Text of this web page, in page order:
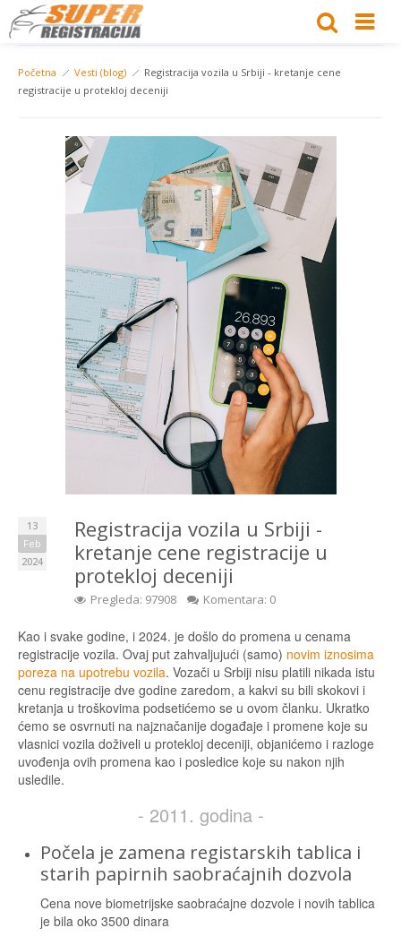
Početna Vesti (blog)
Registracija vozila u Srbiji - kretanje cene
registracije u protekloj deceniji
13
Feb
2024
Registracija vozila u Srbiji -
kretanje cene registracije u
protekloj deceniji
Pregleda: 97908 Komentara: 0
Kao i svake godine, i 2024. je došlo do promena u cenama
registracije vozila. Ovaj put zahvaljujući (samo) novim iznosima
poreza na upotrebu vozila. Vozači u Srbiji nisu platili nikada istu
cenu registracije dve godine zaredom, a kakvi su bili skokovi i
kretanja u troškovima podsetićemo se u ovom članku. Ukratko
ćemo se osvrnuti na najznačanije događaje i promene koje su
vlasnici vozila doživeli u protekloj deceniji, objanićemo i razloge
uvođenja ovih promena kao i posledice koje su nakon njih
usledile.
- 2011. godina -
Počela je zamena registarskih tablica i
starih papirnih saobraćajnih dozvola
Cena nove biometrijske saobraćajne dozvole i novih tablica
je bila oko 3500 dinara